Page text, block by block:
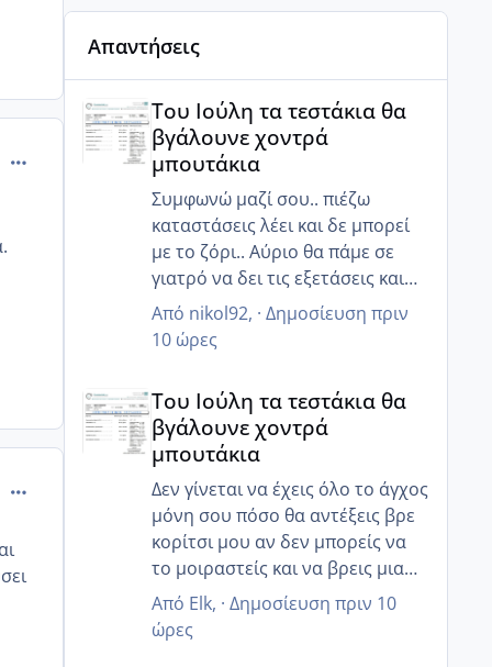
comment_957510
comment_957515
Απαντήσεις
Του Ιούλη τα τεστάκια θα βγάλουνε χοντρά
Του Ιούλη τα τεστάκια θα
βγάλουνε χοντρά
μπουτάκια
Συμφωνώ μαζί σου.. πιέζω
καταστάσεις λέει και δε μπορεί
με το ζόρι.. Αύριο θα πάμε σε
γιατρό να δει τις εξετάσεις και
ίσως καταλάβει ότι πρέπει να
βιαστούμε.. 😒
Από nikol92, · Δημοσίευση πριν
10 ώρες
Του Ιούλη τα τεστάκια θα
βγάλουνε χοντρά
μπουτάκια
Δεν γίνεται να έχεις όλο το άγχος
μόνη σου πόσο θα αντέξεις βρε
κορίτσι μου αν δεν μπορείς να
το μοιραστείς και να βρεις μια
κατανόηση από τον άντρα σου
ποιος θα σε καταλάβει ;
Και εγώ δεν μπορούσα να το
Από Elk, · Δημοσίευση πριν 10
ώρες